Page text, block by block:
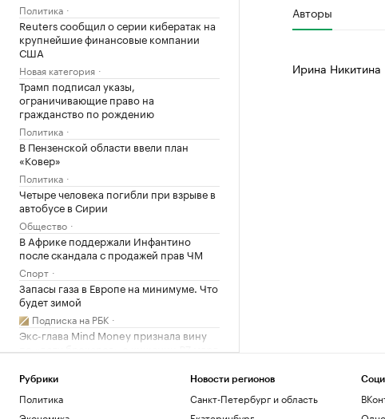
Политика
Reuters сообщил о серии кибератак на
крупнейшие финансовые компании
США
Новая категория
Трамп подписал указы,
ограничивающие право на
гражданство по рождению
Политика
В Пензенской области ввели план
«Ковер»
Политика
Четыре человека погибли при взрыве в
автобусе в Сирии
Общество
В Африке поддержали Инфантино
после скандала с продажей прав ЧМ
Спорт
Запасы газа в Европе на минимуме. Что
будет зимой
Подписка на РБК
Экс-глава Mind Money признала вину
по «делу брокеров» о хищении ₽7 млрд
Как изучали Луну: от изобретения
телескопа до высадки. Видео РБК
Общество
Авторы
Ирина Никитина
Рубрики
Политика
Новости регионов
Санкт-Петербург и область